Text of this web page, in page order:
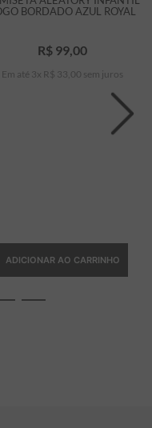
BORDADO AZUL ROYAL
R$ 99,00
Em até 3 x R$ 33 00 sem juros
ADICIONAR AO CARRINHO